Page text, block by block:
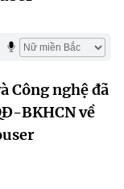
Công nghệ đã
BKHCN về